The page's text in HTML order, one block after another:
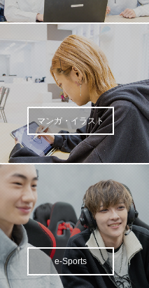
マンガ・イラスト
e-Sports